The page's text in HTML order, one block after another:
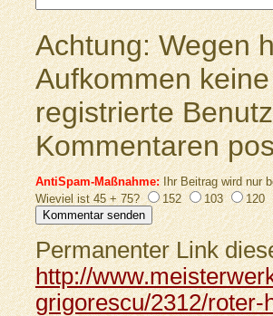
Achtung: Wegen
Aufkommen
registrierte
Kommentaren
AntiSpam-Maßnahme:Ihr Beitrag wird nur
Wieviel ist 45 + 75?
152 103 120
Permanenter Link
http://
grigorescu/2312/